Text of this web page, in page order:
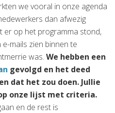
we vooral in onze agenda
dan afwezig
er op het programma stond,
mails zien binnen te
was. We hebben een
gevolgd en het deed
dat het zou doen. Jullie
onze lijst met criteria.
en de rest is